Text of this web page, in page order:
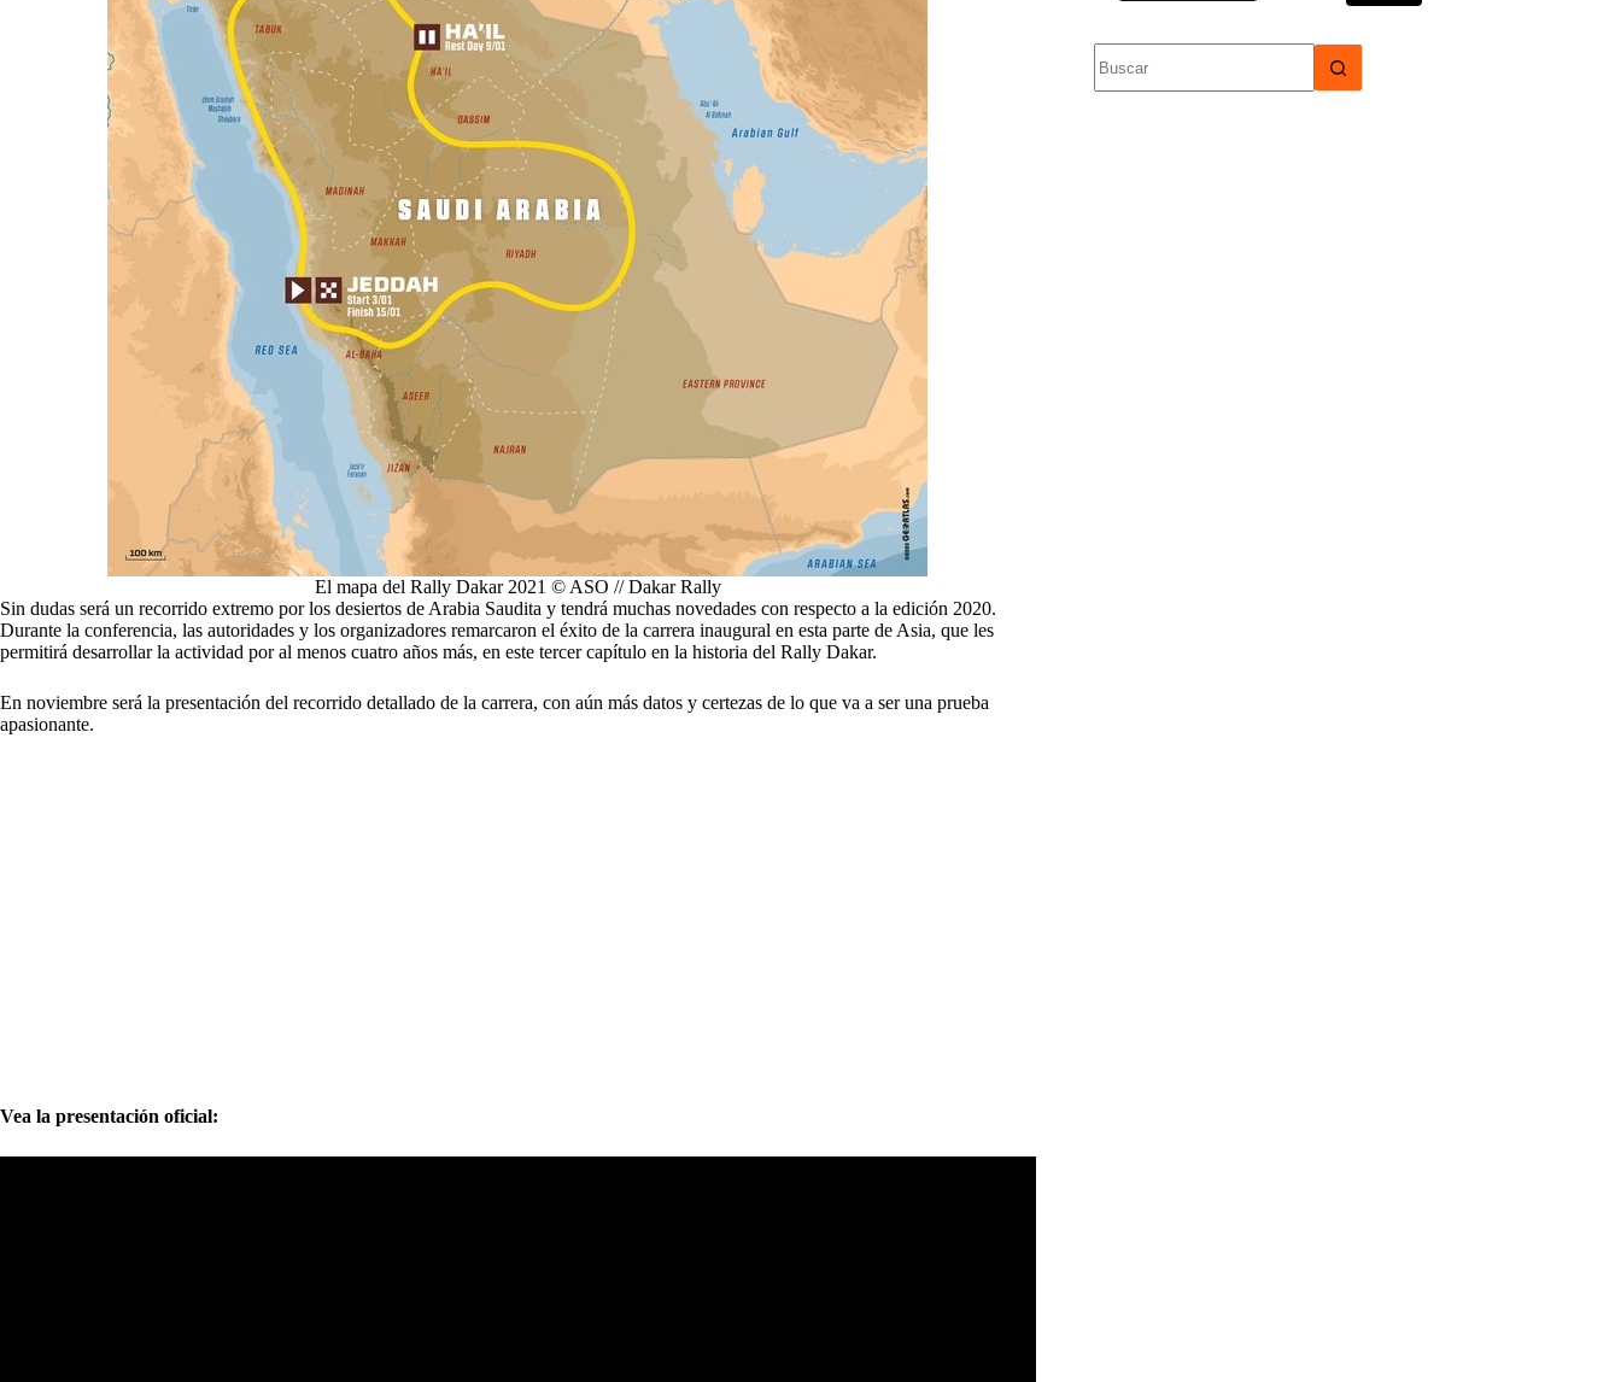
El mapa del Rally Dakar 2021 © ASO // Dakar Rally
Sin dudas será un recorrido extremo por los desiertos de Arabia Saudita y tendrá muchas novedades con respecto a la edición 2020.
Durante la conferencia, las autoridades y los organizadores remarcaron el éxito de la carrera inaugural en esta parte de Asia, que les
permitirá desarrollar la actividad por al menos cuatro años más, en este tercer capítulo en la historia del Rally Dakar.
En noviembre será la presentación del recorrido detallado de la carrera, con aún más datos y certezas de lo que va a ser una prueba
apasionante.
Vea la presentación oficial: